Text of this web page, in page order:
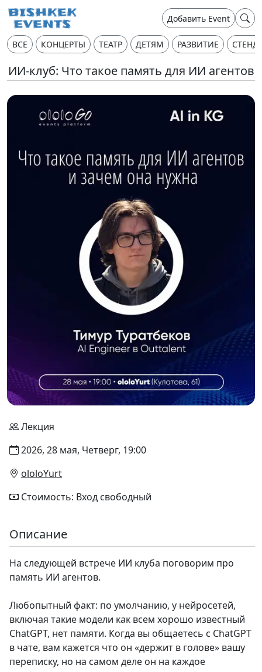
Добавить Event
ВСЕ КОНЦЕРТЫ ТЕАТР ДЕТЯМ РАЗВИТИЕ
ИИ-клуб: Что такое память для ИИ агентов
Лекция
2026, 28 мая, Четверг, 19:00
ololoYurt
Стоимость: Вход свободный
Описание
На следующей встрече ИИ клуба поговорим про
память ИИ агентов.
Любопытный факт: по умолчанию, у нейросетей,
включая такие модели как всем хорошо известный
ChatGPT, нет памяти. Когда вы общаетесь с ChatGPT
в чате, вам кажется что он «держит в голове» вашу
переписку, но на самом деле он на каждое